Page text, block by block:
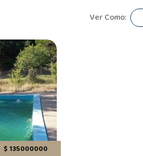
Ver Como:
$ 135000000